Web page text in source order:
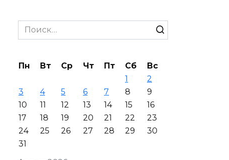
Search
for:
Пн Вт Ср Чт Пт Сб
Вс
1
2
3
4 5 6 7 8
9
10
11 12 13 14 15
16
17
18 19 20 21 22
23
24
25 26 27 28 29
30
31